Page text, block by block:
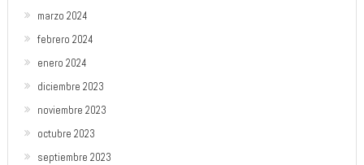
marzo 2024
febrero 2024
enero 2024
diciembre 2023
noviembre 2023
octubre 2023
septiembre 2023